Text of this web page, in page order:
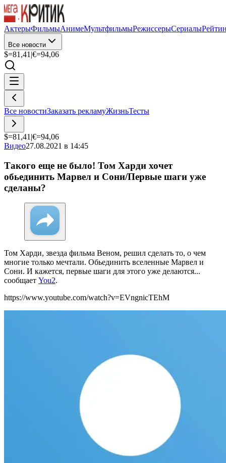
АктерыФильмыАнимеМультфильмыРежиссерыСериалы
Все новости
$=81,41 |€=94,06
Все новостиЗаказать рекламуЖизньТесты
$=81,41 |€=94,06
Видео27.08.2021 в 14:45
Такого еще не было! Том Харди хочет
обьединить Марвел и Сони/Первые шаги уже
сделаны?
Том Харди, звезда фильма Веном, решил сделать то, о чем
многие только мечтали. Обьединить вселенные Марвел и
Сони. И кажется, первые шаги для этого уже делаются...
сообщает You2.
https://www.youtube.com/watch?v=EVngnicTEhM